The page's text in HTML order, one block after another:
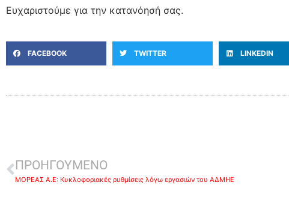
Ευχαριστούμε για την κατανόησή σας.
FACEBOOK TWITTER LINKEDIN
ΠΡΟΗΓΟΥΜΕΝΟ
ΜΟΡΕΑΣ Α.Ε: Κυκλοφοριακές ρυθμίσεις λόγω εργασιών του ΑΔΜΗΕ